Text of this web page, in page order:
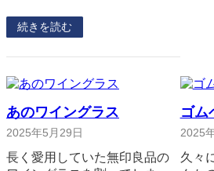
続きを読む
あのワイングラス
2025年5月29日
長く愛用していた無印良品の
ゴム
2025
久々